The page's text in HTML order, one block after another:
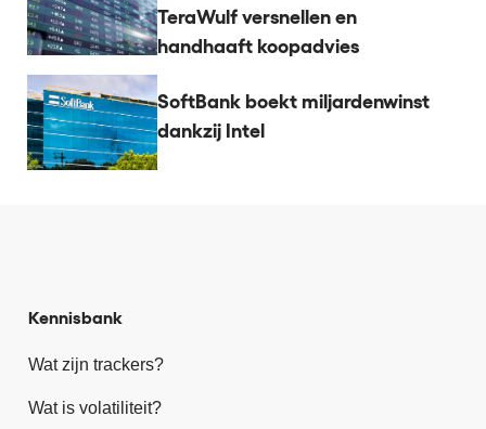
TeraWulf versnellen en
handhaaft koopadvies
SoftBank boekt miljardenwinst
dankzij Intel
Kennisbank
Wat zijn trackers?
Wat is volatiliteit?